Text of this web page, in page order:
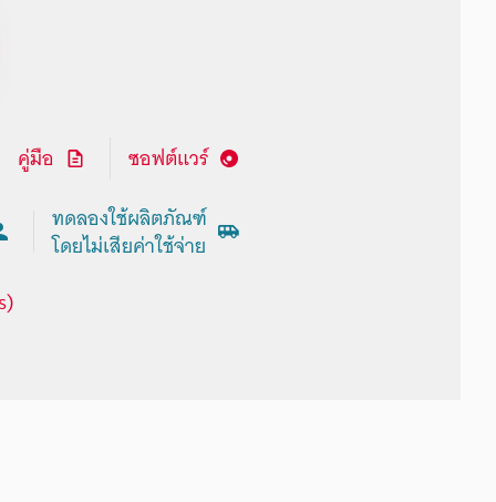
คู่มือ
ซอฟต์แวร์
ทดลองใช้ผลิตภัณฑ์
โดยไม่เสียค่าใช้จ่าย